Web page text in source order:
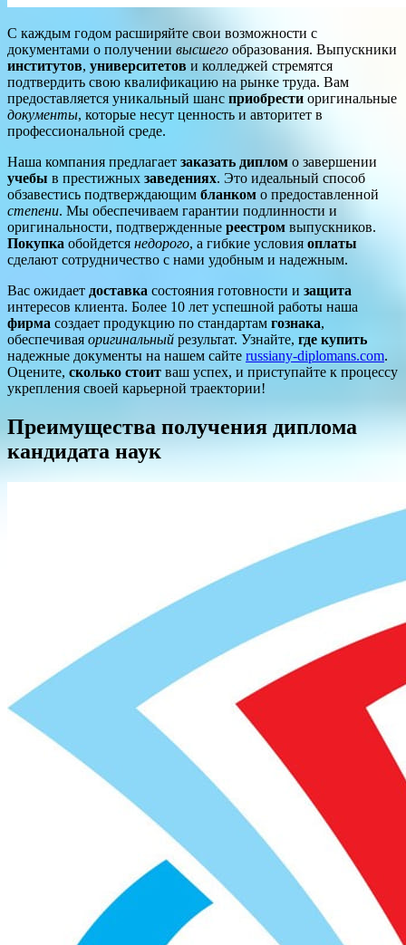
С каждым годом расширяйте свои возможности с
документами о получении высшего образования. Выпускники
институтов, университетов и колледжей стремятся
подтвердить свою квалификацию на рынке труда. Вам
предоставляется уникальный шанс приобрести оригинальные
документы, которые несут ценность и авторитет в
профессиональной среде.
Наша компания предлагает заказать диплом о завершении
учебы в престижных заведениях. Это идеальный способ
обзавестись подтверждающим бланком о предоставленной
степени. Мы обеспечиваем гарантии подлинности и
оригинальности, подтвержденные реестром выпускников.
Покупка обойдется недорого, а гибкие условия оплаты
сделают сотрудничество с нами удобным и надежным.
Вас ожидает доставка состояния готовности и защита
интересов клиента. Более 10 лет успешной работы наша
фирма создает продукцию по стандартам гознака,
обеспечивая оригинальный результат. Узнайте, где купить
надежные документы на нашем сайте russiany-diplomans.com.
Оцените, сколько стоит ваш успех, и приступайте к процессу
укрепления своей карьерной траектории!
Преимущества получения диплома
кандидата наук